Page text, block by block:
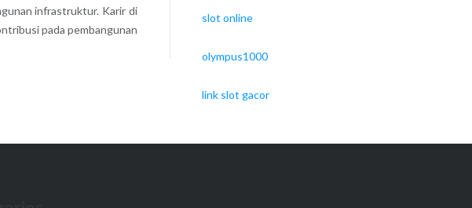
infrastruktur. Karir di
pada pembangunan
slot online
olympus1000
link slot gacor